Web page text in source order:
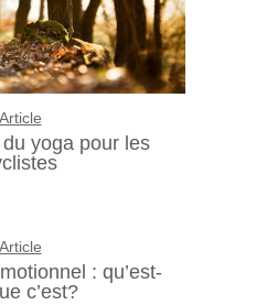
Article
yoga pour les
Article
: qu’est-
c’est?